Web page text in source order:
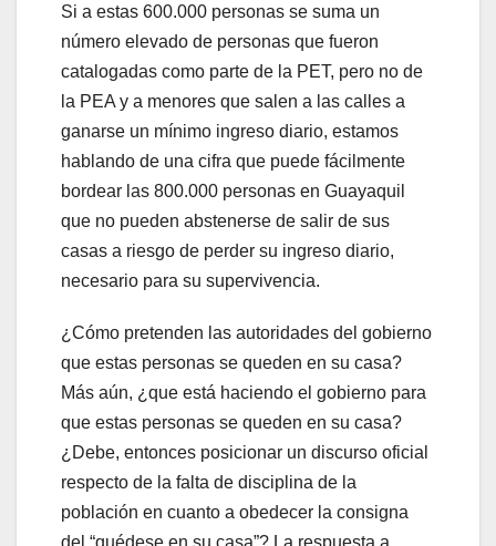
Si a estas 600.000 personas se suma un
número elevado de personas que fueron
catalogadas como parte de la PET, pero no de
la PEA y a menores que salen a las calles a
ganarse un mínimo ingreso diario, estamos
hablando de una cifra que puede fácilmente
bordear las 800.000 personas en Guayaquil
que no pueden abstenerse de salir de sus
casas a riesgo de perder su ingreso diario,
necesario para su supervivencia.
¿Cómo pretenden las autoridades del gobierno
que estas personas se queden en su casa?
Más aún, ¿que está haciendo el gobierno para
que estas personas se queden en su casa?
¿Debe, entonces posicionar un discurso oficial
respecto de la falta de disciplina de la
población en cuanto a obedecer la consigna
del “quédese en su casa”? La respuesta a